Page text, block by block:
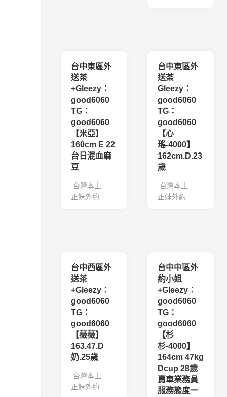
台中東區外
送茶
+Gleezy：
good6060
TG：
good6060
【米亞】
160cm E 22
台日混血麻
豆
台灣本土
正妹外約
台中東區外
送茶
Gleezy：
good6060
TG：
good6060
【心
瑤-4000】
162cm.D.23
歲
台灣本土
正妹外約
台中西區外
送茶
+Gleezy：
good6060
TG：
good6060
【薇薇】
163.47.D
奶.25歲
台灣本土
正妹外約
台中中區外
約小姐
+Gleezy：
good6060
TG：
good6060
【杉
杉-4000】
164cm 47kg
Dcup 28歲
賣車業務員
服務態度一